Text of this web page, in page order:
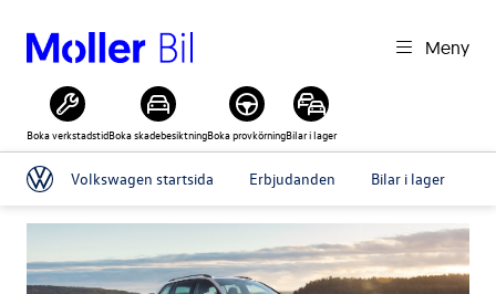
Meny
Boka verkstadstidBoka skadebesiktningBoka provkörningBilar i lager
Volkswagen startsida Erbjudanden Bilar i lager